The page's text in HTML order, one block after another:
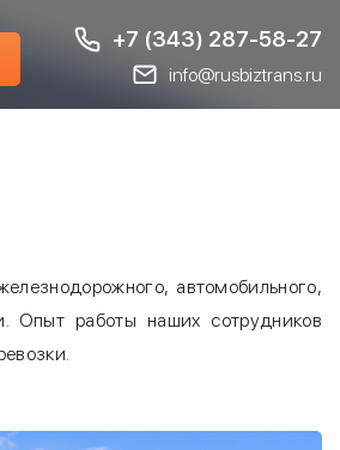
+7 (343) 287-58-27
info@rusbiztrans.ru
автомобильного,
Опыт работы наших сотрудников